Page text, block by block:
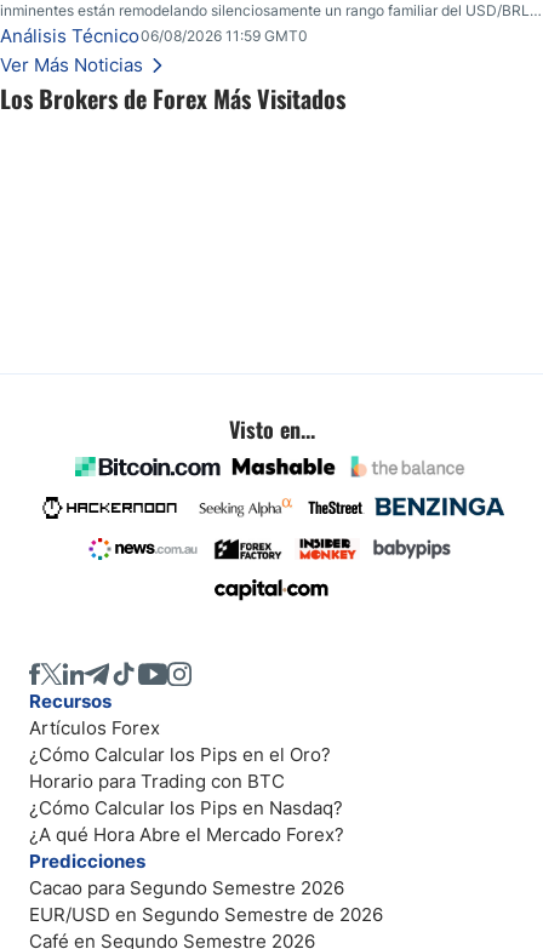
Los Brokers de Forex Más Visitados
inminentes están remodelando silenciosamente un rango familiar del USD/BRL.
Una reducción de tasas por parte del banco central de Brasil y unas elecciones
inminentes están remodelando silenciosamente un rango familiar del USD/BRL.
Esto es lo que los traders están observando a continuación.
Análisis Técnico06/08/2026 11:59 GMT0
Ver Más Noticias
Visto en...
Recursos
Artículos Forex
¿Cómo Calcular los Pips en el Oro?
Horario para Trading con BTC
¿Cómo Calcular los Pips en Nasdaq?
¿A qué Hora Abre el Mercado Forex?
Predicciones
Cacao para Segundo Semestre 2026
EUR/USD en Segundo Semestre de 2026
Café en Segundo Semestre 2026